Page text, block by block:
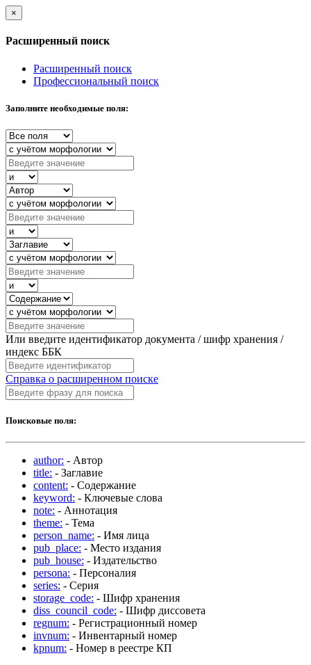
×
Расширенный поиск
Расширенный поиск
Профессиональный поиск
Заполните необходимые поля:
Или введите идентификатор документа / шифр хранения /
индекс ББК
Справка о расширенном поиске
Поисковые поля:
author: - Автор
title: - Заглавие
content: - Содержание
keyword: - Ключевые слова
note: - Аннотация
theme: - Тема
person_name: - Имя лица
pub_place: - Место издания
pub_house: - Издательство
persona: - Персоналия
series: - Серия
storage_code: - Шифр хранения
diss_council_code: - Шифр диссовета
regnum: - Регистрационный номер
invnum: - Инвентарный номер
kpnum: - Номер в реестре КП